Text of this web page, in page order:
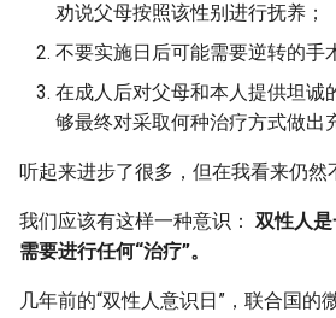
劝说父母按照该性别进行抚养；
不要实施日后可能需要逆转的手
在成人后对父母和本人提供坦诚
够最终对采取何种治疗方式做出
听起来进步了很多，但在我看来仍然
我们应该有这样一种意识： 双性人
需要进行任何“治疗”。
几年前的“双性人意识日”，联合国的